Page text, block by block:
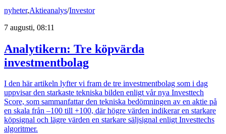
nyheter,Aktieanalys/Investor
7 augusti, 08:11
Analytikern: Tre köpvärda
investmentbolag
I den här artikeln lyfter vi fram de tre investmentbolag som i dag
uppvisar den starkaste tekniska bilden enligt vår nya Investtech
Score, som sammanfattar den tekniska bedömningen av en aktie på
en skala från –100 till +100, där högre värden indikerar en starkare
köpsignal och lägre värden en starkare säljsignal enligt Investtechs
algoritmer.